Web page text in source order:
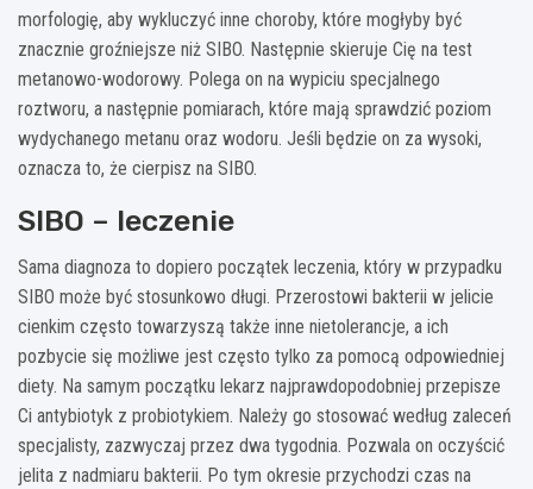
morfologię, aby wykluczyć inne choroby, które mogłyby być
znacznie groźniejsze niż SIBO. Następnie skieruje Cię na test
metanowo-wodorowy. Polega on na wypiciu specjalnego
roztworu, a następnie pomiarach, które mają sprawdzić poziom
wydychanego metanu oraz wodoru. Jeśli będzie on za wysoki,
oznacza to, że cierpisz na SIBO.
SIBO – leczenie
Sama diagnoza to dopiero początek leczenia, który w przypadku
SIBO może być stosunkowo długi. Przerostowi bakterii w jelicie
cienkim często towarzyszą także inne nietolerancje, a ich
pozbycie się możliwe jest często tylko za pomocą odpowiedniej
diety. Na samym początku lekarz najprawdopodobniej przepisze
Ci antybiotyk z probiotykiem. Należy go stosować według zaleceń
specjalisty, zazwyczaj przez dwa tygodnia. Pozwala on oczyścić
jelita z nadmiaru bakterii. Po tym okresie przychodzi czas na